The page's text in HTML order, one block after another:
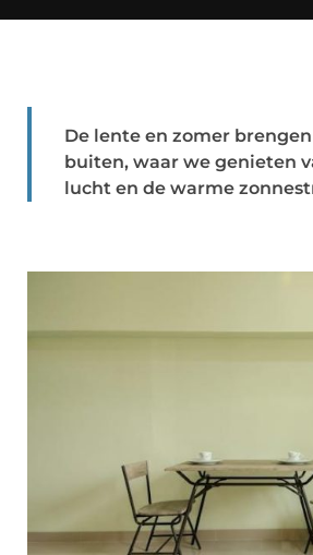
De lente en zomer
buiten, waar we genieten
lucht en de warme